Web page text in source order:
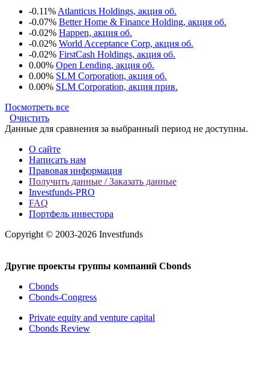
-0.11%Atlanticus Holdings, акция об.
-0.07% Better Home & Finance Holding, акция об.
-0.02% Happen, акция об.
-0.02% World Acceptance Corp, акция об.
-0.02% FirstCash Holdings, акция об.
0.00% Open Lending, акция об.
0.00% SLM Corporation, акция об.
0.00% SLM Corporation, акция прив.
Посмотреть все
Очистить
Данные для сравнения за выбранный период не доступны.
О сайте
Написать нам
Правовая информация
Получить данные / Заказать данные
Investfunds-PRO
FAQ
Портфель инвестора
Copyright © 2003-2026 Investfunds
Другие проекты группы компаний Cbonds
Cbonds
Cbonds-Congress
Private equity and venture capital
Cbonds Review